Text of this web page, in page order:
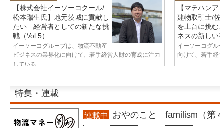
【株式会社イーソーコクール/
松本瑞生氏】地元茨城に貢献し
たい—経営者としての新たな挑
戦（Vol.5）
イーソーコグループは、物流不動産
ビジネスの業界化に向けて、若手経営人財の育成に注力
している...
【マテハン
建物取引士/
を土台に挑
ネスの新し
イーソーコグ
向けて、若手
特集・連載
連載中 おやのこと familism（第